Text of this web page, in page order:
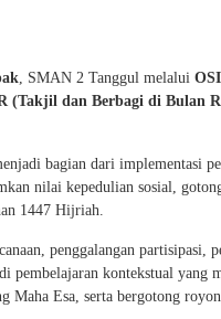
, SMAN 2 Tanggul melalui
(Takjil dan Berbagi di Bulan
bagian dari implementasi
nilai kepedulian sosial,
1447 Hijriah.
penggalangan partisipasi,
pembelajaran kontekstual
Maha Esa, serta bergotong